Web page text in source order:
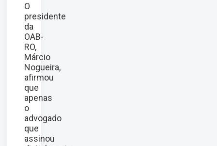
O
presidente
da
OAB-
RO,
Márcio
Nogueira,
afirmou
que
apenas
o
advogado
que
assinou